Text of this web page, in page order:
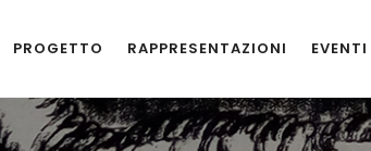
PROGETTO RAPPRESENTAZIONI EVENTI